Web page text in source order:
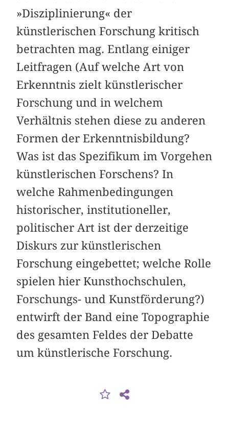
»Disziplinierung« der
künstlerischen Forschung kritisch
betrachten mag. Entlang einiger
Leitfragen (Auf welche Art von
Erkenntnis zielt künstlerischer
Forschung und in welchem
Verhältnis stehen diese zu anderen
Formen der Erkenntnisbildung?
Was ist das Spezifikum im Vorgehen
künstlerischen Forschens? In
welche Rahmenbedingungen
historischer, institutioneller,
politischer Art ist der derzeitige
Diskurs zur künstlerischen
Forschung eingebettet; welche Rolle
spielen hier Kunsthochschulen,
Forschungs- und Kunstförderung?)
entwirft der Band eine Topographie
des gesamten Feldes der Debatte
um künstlerische Forschung.